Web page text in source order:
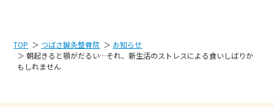
TOP つばさ鍼灸整骨院
お知らせ
朝起きると顎がだるい…それ、新生活のストレスによる食いしばりか
もしれません